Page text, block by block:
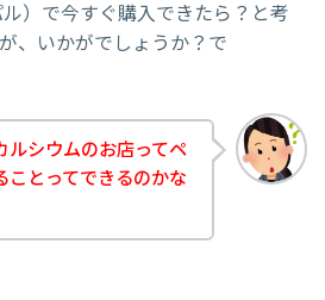
）で今すぐ購入できたら？と考
、いかがでしょうか？で
ルシウムのお店ってペ
ことってできるのかな